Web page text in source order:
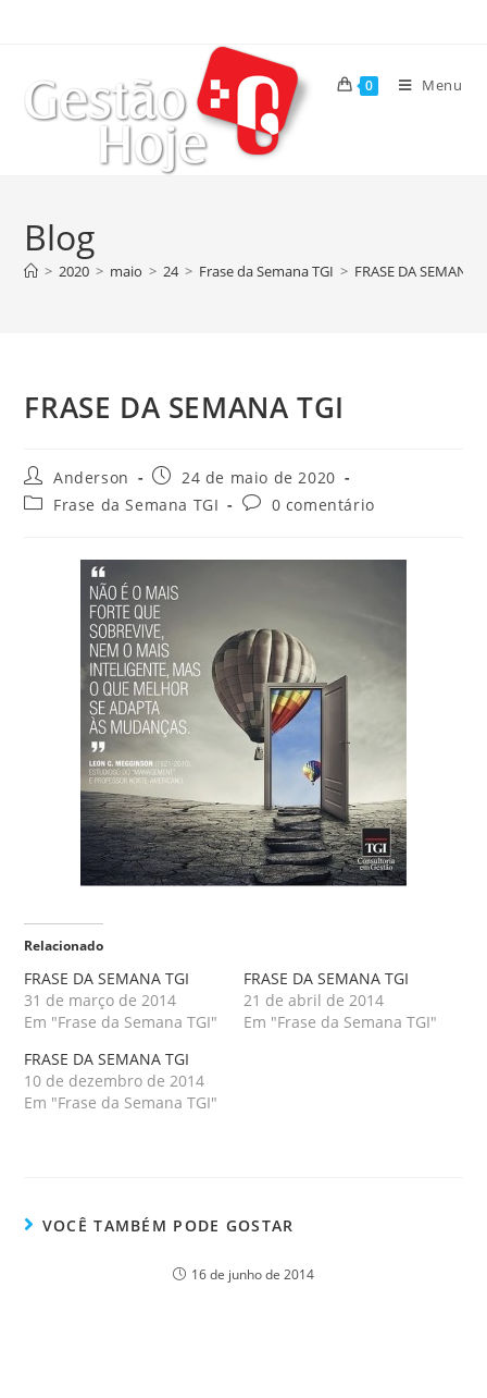
0 Menu
Blog
> 2020 > maio > 24 > Frase da Semana TGI > FRASE DA SEMANA
FRASE DA SEMANA TGI
Anderson
24 de maio de 2020
Frase da Semana TGI
0 comentário
Relacionado
FRASE DA SEMANA TGI
31 de março de 2014
Em "Frase da Semana TGI"
FRASE DA SEMANA TGI
21 de abril de 2014
Em "Frase da Semana TGI"
FRASE DA SEMANA TGI
10 de dezembro de 2014
Em "Frase da Semana TGI"
VOCÊ TAMBÉM PODE GOSTAR
16 de junho de 2014